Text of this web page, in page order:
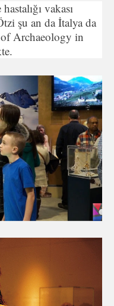
vakası
şu an da İtalya da
Archaeology in